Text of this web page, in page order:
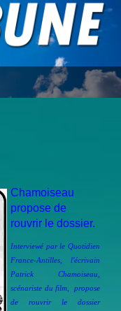
Chamoiseau
propose de
rouvrir le dossier.
Interviewé par le Quotidien
France-Antilles, l'écrivain
Patrick Chamoiseau,
scénariste du film, propose
de rouvrir le dossier